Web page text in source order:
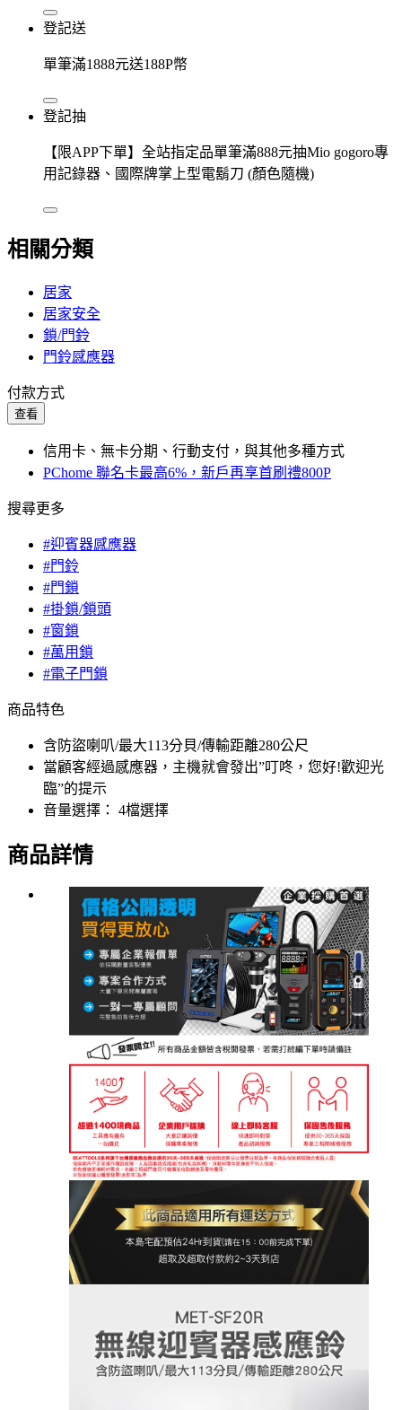
登記送
單筆滿1888元送188P幣
登記抽
【限APP下單】全站指定品單筆滿888元抽Mio gogoro專
用記錄器、國際牌掌上型電鬍刀 (顏色隨機)
相關分類
居家
居家安全
鎖/門鈴
門鈴感應器
付款方式
查看
信用卡、無卡分期、行動支付，與其他多種方式
PChome 聯名卡最高6%，新戶再享首刷禮800P
搜尋更多
#迎賓器感應器
#門鈴
#門鎖
#掛鎖/鎖頭
#窗鎖
#萬用鎖
#電子門鎖
商品特色
含防盜喇叭/最大113分貝/傳輸距離280公尺
當顧客經過感應器，主機就會發出”叮咚，您好!歡迎光
臨”的提示
音量選擇： 4檔選擇
商品詳情